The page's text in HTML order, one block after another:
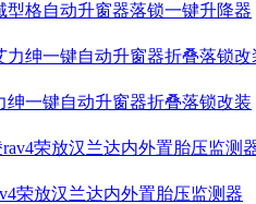
型格自动升窗器落锁一键升降器
绅一键自动升窗器折叠落锁改装
荣放汉兰达内外置胎压监测器